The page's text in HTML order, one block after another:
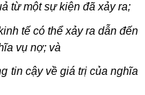
từ một sự kiện đã xảy ra;
tế có thể xảy ra dẫn đến
vụ nợ; và
tin cậy về giá trị của nghĩa